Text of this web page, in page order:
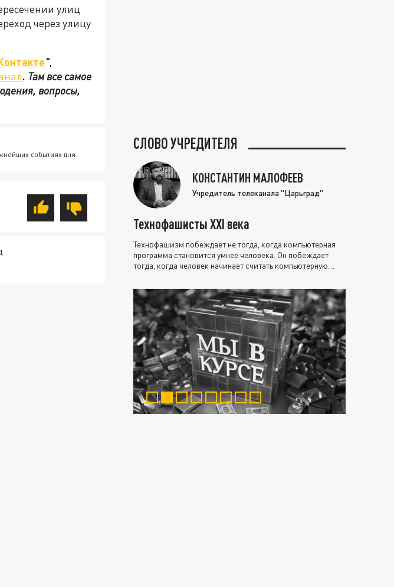
улиц
через улицу
",
. Там все самое
вопросы,
событиях дня.
СЛОВО УЧРЕДИТЕЛЯ
КОНСТАНТИН МАЛОФЕЕВ
Учредитель телеканала "Царьград"
Технофашисты XXI века
Технофашизм побеждает не тогда, когда компьютерная
программа становится умнее человека. Он побеждает
тогда, когда человек начинает считать компьютерную